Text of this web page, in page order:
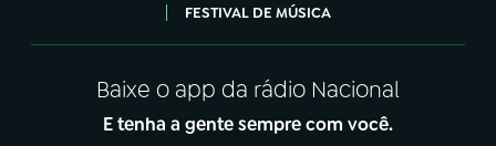
FESTIVAL DE MÚSICA
Baixe o app da rádio Nacional
E tenha a gente sempre com você.